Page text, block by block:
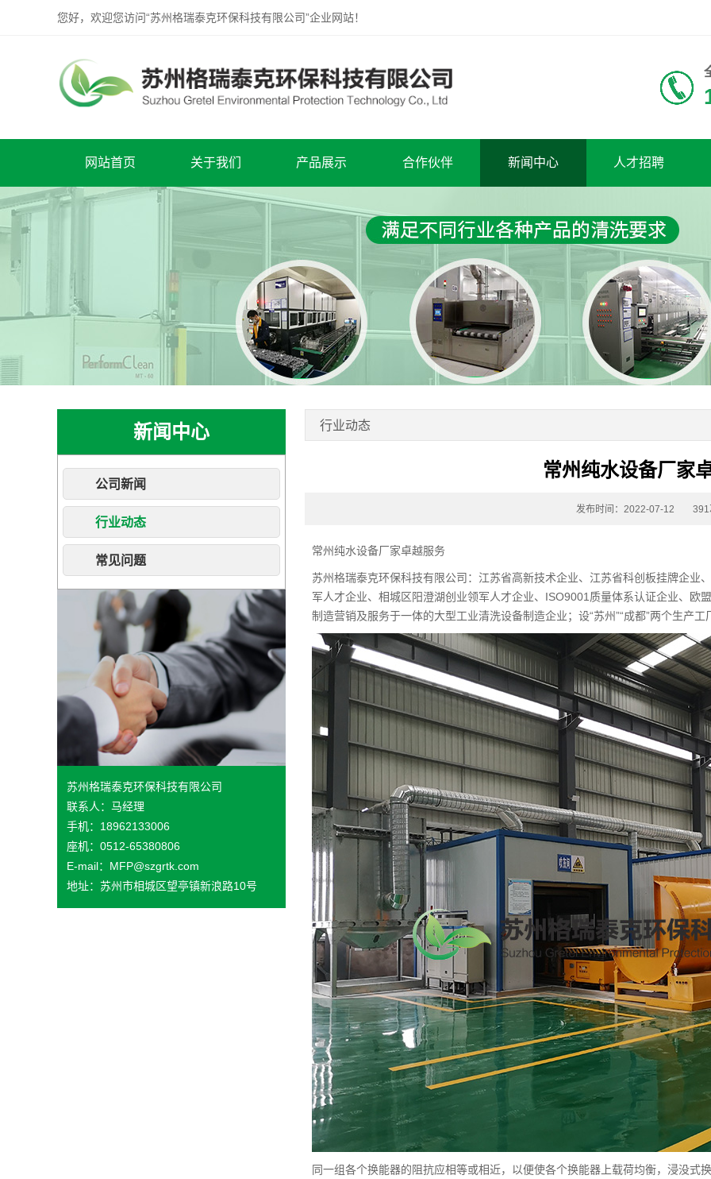
您好，欢迎您访问“苏州格瑞泰克环保科技有限公司”企业网站！
网站首页 关于我们 产品展示 合作伙伴 新闻中心 人才招聘
新闻中心
公司新闻
行业动态
常见问题
苏州格瑞泰克环保科技有限公司
联系人：马经理
手机：18962133006
座机：0512-65380806
E-mail：MFP@szgrtk.com
地址：苏州市相城区望亭镇新浪路10号
行业动态
常州纯水设备厂家
发布时间：2022-07-12 391
常州纯水设备厂家卓越服务
苏州格瑞泰克环保科技有限公司：江苏省高新技术企业、江苏省科创板挂牌企业
军人才企业、相城区阳澄湖创业领军人才企业、ISO9001质量体系认证企业、欧
制造营销及服务于一体的大型工业清洗设备制造企业；设“苏州”“成都”两个生产工
同一组各个换能器的阻抗应相等或相近，以便使各个换能器上载荷均衡，浸没式